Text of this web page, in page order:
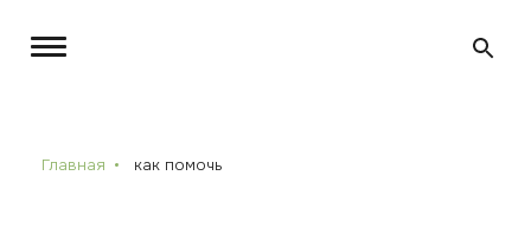
Главная как помочь